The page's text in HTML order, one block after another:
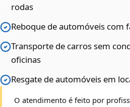
rodas
Reboque de automóveis com
Transporte de carros sem
oficinas
Resgate de automóveis em
O atendimento é feito por